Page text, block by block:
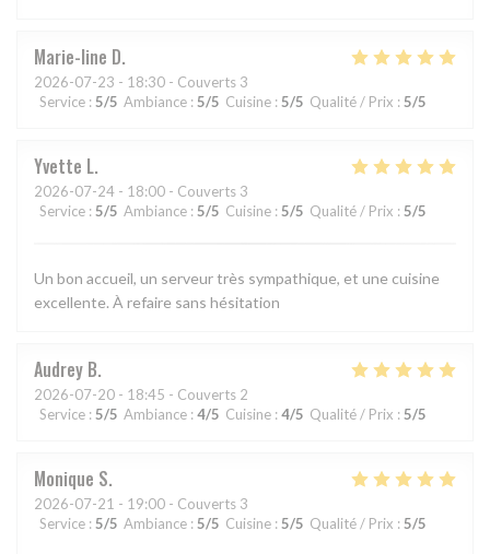
Marie-line D
2026-07-23 - 18:30 - Couverts 3
Service : 5/5 Ambiance : 5/5 Cuisine : 5/5 Qualité / Prix : 5/5
Yvette L
2026-07-24 - 18:00 - Couverts 3
Service : 5/5 Ambiance : 5/5 Cuisine : 5/5 Qualité / Prix : 5/5
Un bon accueil, un serveur très sympathique, et une cuisine
excellente. À refaire sans hésitation
Audrey B
2026-07-20 - 18:45 - Couverts 2
Service : 5/5 Ambiance : 4/5 Cuisine : 4/5 Qualité / Prix : 5/5
Monique S
2026-07-21 - 19:00 - Couverts 3
Service : 5/5 Ambiance : 5/5 Cuisine : 5/5 Qualité / Prix : 5/5